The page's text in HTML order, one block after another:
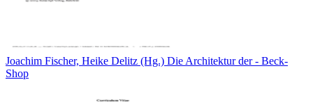
Joachim Fischer, Heike Delitz (Hg.) Die Architektur der - Beck-
Shop